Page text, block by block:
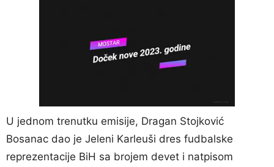
U jednom trenutku emisije, Dragan Stojković
Bosanac dao je Jeleni Karleuši dres fudbalske
reprezentacije BiH sa brojem devet i natpisom